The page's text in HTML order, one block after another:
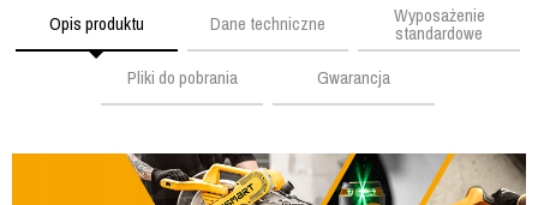
Opis produktu Dane techniczne Wyposażenie
standardowe
Pliki do pobrania
Gwarancja